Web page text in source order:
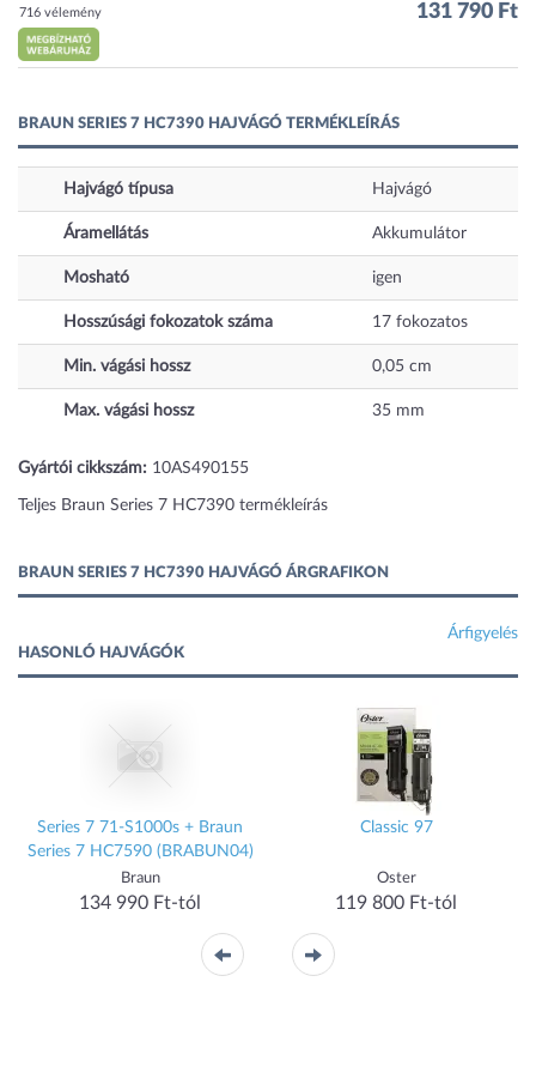
716 vélemény 131 790 Ft
BRAUN SERIES 7 HC7390 HAJVÁGÓ TERMÉKLEÍRÁS
Hajvágó típusa Hajvágó
Áramellátás Akkumulátor
Mosható igen
Hosszúsági fokozatok száma 17 fokozatos
Min. vágási hossz 0,05 cm
Max. vágási hossz 35 mm
Gyártói cikkszám: 10AS490155
Teljes Braun Series 7 HC7390 termékleírás
BRAUN SERIES 7 HC7390 HAJVÁGÓ ÁRGRAFIKON
Árfigyelés
HASONLÓ HAJVÁGÓK
Series 7 71-S1000s + Braun
Series 7 HC7590 (BRABUN04)
Braun
134 990 Ft-tól
Classic 97
Oster
119 800 Ft-tól